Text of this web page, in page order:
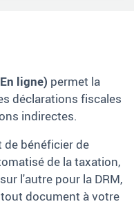
ligne) permet la
déclarations fiscales
indirectes.
de bénéficier de
de la taxation,
l'autre pour la DRM,
document à votre